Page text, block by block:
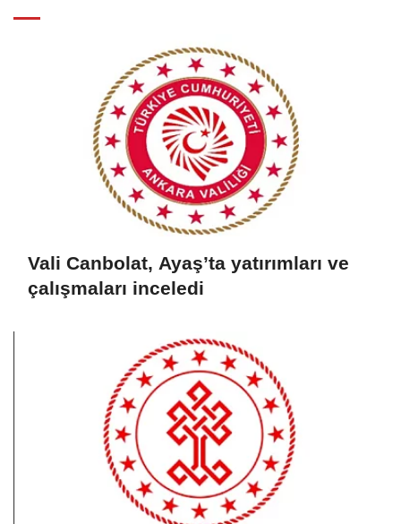
Vali Canbolat, Ayaş’ta yatırımları ve
çalışmaları inceledi